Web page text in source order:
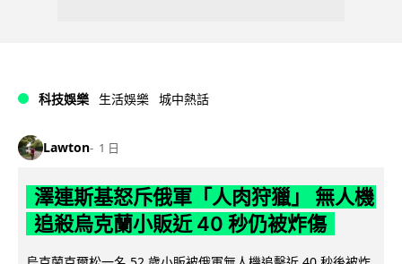
科技娛樂 生活娛樂 城中熱話
Lawton 1 日
澤連斯基怒斥俄軍「人肉狩獵」 無人機
追殺烏克蘭小販近 40 秒仍被炸傷